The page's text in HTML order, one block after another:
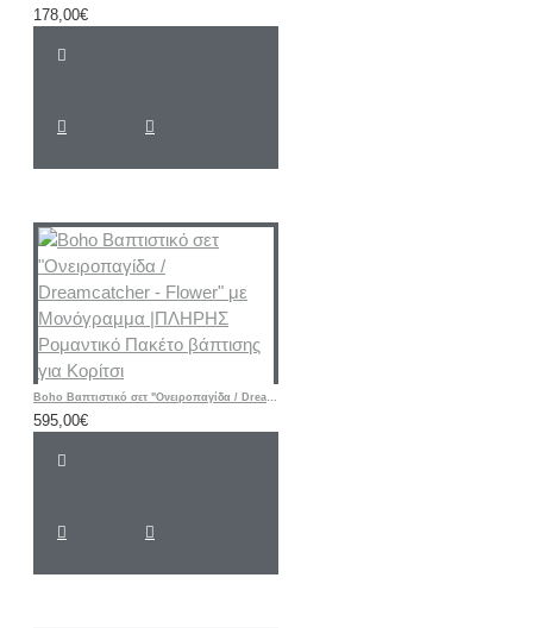
178,00€
Boho Βαπτιστικό σετ "Ονειροπαγίδα / Dreamcatcher - Flower" με Μονόγραμμα |ΠΛΗΡΗΣ Ρομαντικό Πακέτο βάπτισης για Κορίτσι
595,00€